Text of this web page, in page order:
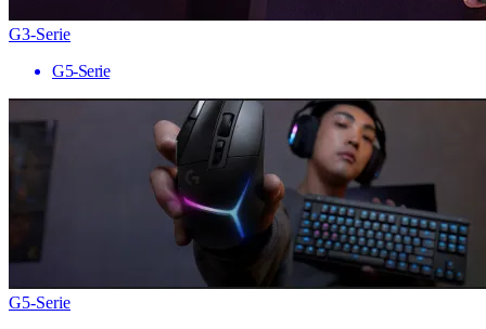
G3-Serie
G5-Serie
G5-Serie